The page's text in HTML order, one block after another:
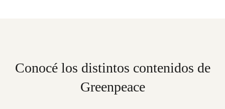
Conocé los distintos contenidos de
Greenpeace